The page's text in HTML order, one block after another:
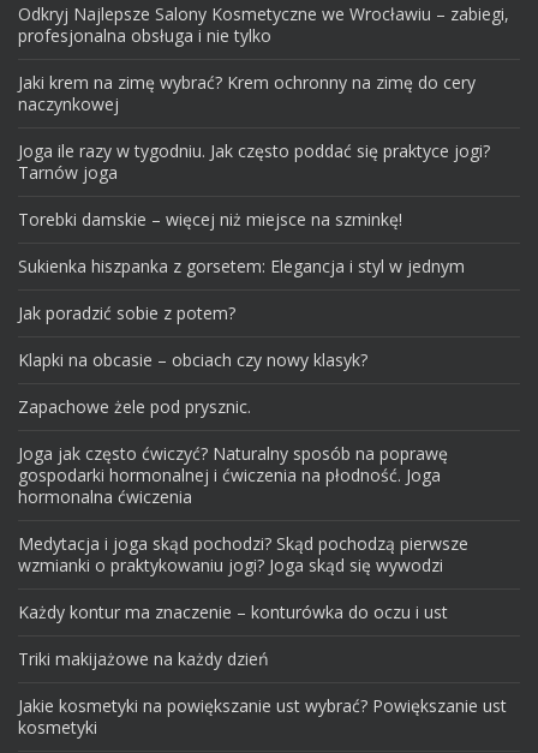
Odkryj Najlepsze Salony Kosmetyczne we Wrocławiu – zabiegi,
profesjonalna obsługa i nie tylko
Jaki krem na zimę wybrać? Krem ochronny na zimę do cery
naczynkowej
Joga ile razy w tygodniu. Jak często poddać się praktyce jogi?
Tarnów joga
Torebki damskie – więcej niż miejsce na szminkę!
Sukienka hiszpanka z gorsetem: Elegancja i styl w jednym
Jak poradzić sobie z potem?
Klapki na obcasie – obciach czy nowy klasyk?
Zapachowe żele pod prysznic.
Joga jak często ćwiczyć? Naturalny sposób na poprawę
gospodarki hormonalnej i ćwiczenia na płodność. Joga
hormonalna ćwiczenia
Medytacja i joga skąd pochodzi? Skąd pochodzą pierwsze
wzmianki o praktykowaniu jogi? Joga skąd się wywodzi
Każdy kontur ma znaczenie – konturówka do oczu i ust
Triki makijażowe na każdy dzień
Jakie kosmetyki na powiększanie ust wybrać? Powiększanie ust
kosmetyki